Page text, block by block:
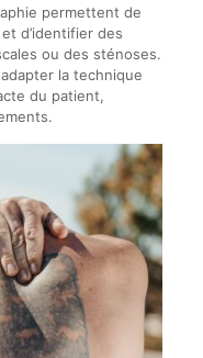
permettent de
d’identifier des
ou des sténoses.
la technique
du patient,